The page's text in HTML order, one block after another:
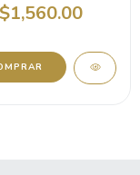
$1,560.00